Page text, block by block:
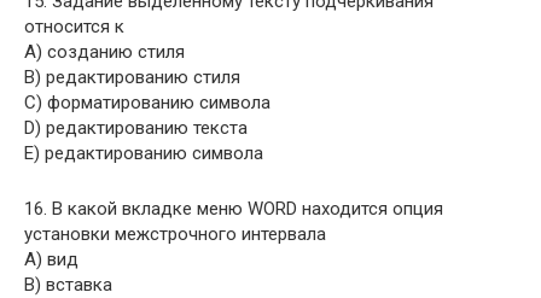
относится к
A) созданию стиля
B) редактированию стиля
C) форматированию символа
D) редактированию текста
E) редактированию символа
16. В какой вкладке меню WORD находится опция
установки межстрочного интервала
A) вид
B) вставка